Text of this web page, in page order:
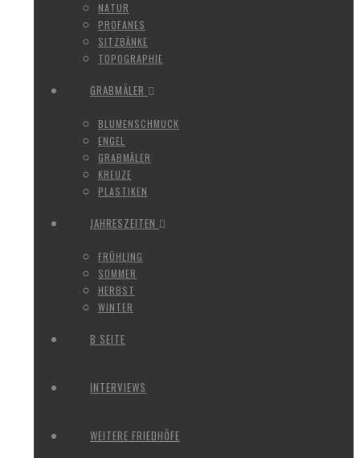
NATUR
PROFANES
SITZBÄNKE
TOPOGRAPHIE
GRABMÄLER
BLUMENSCHMUCK
ENGEL
GRABMÄLER
KREUZE
PLASTIKEN
JAHRESZEITEN
FRÜHLING
SOMMER
HERBST
WINTER
B SEITE
INTERVIEWS
WEITERE FRIEDHÖFE